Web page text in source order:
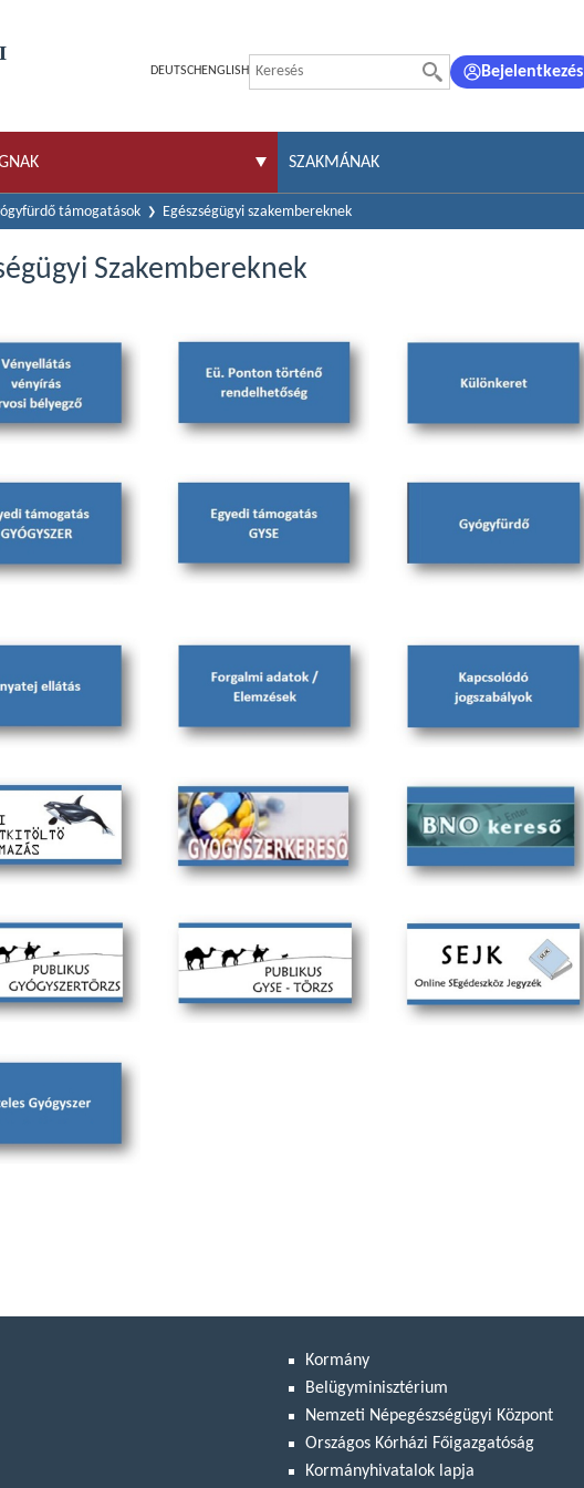
DEUTSCH ENGLISH Bejelentkezés
SZAKMÁNAK
támogatások Egészségügyi szakembereknek
Szakembereknek
Kormány
Belügyminisztérium
Nemzeti Népegészségügyi Központ
Országos Kórházi Főigazgatóság
Kormányhivatalok lapja